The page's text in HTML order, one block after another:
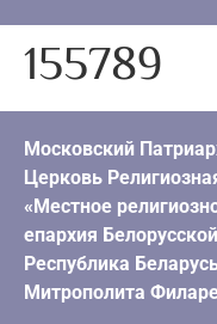
155789
Московский
Церковь
«Местное
епархия
Республика
Митрополита